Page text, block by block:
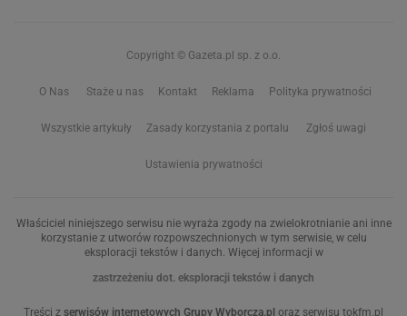
Copyright © Gazeta.pl sp. z o.o.
O Nas Staże u nas Kontakt Reklama Polityka prywatności
Wszystkie artykuły Zasady korzystania z portalu Zgłoś uwagi
Ustawienia prywatności
Właściciel niniejszego serwisu nie wyraża zgody na zwielokrotnianie ani inne
korzystanie z utworów rozpowszechnionych w tym serwisie, w celu
eksploracji tekstów i danych. Więcej informacji w
zastrzeżeniu dot. eksploracji tekstów i danych
Treści z serwisów internetowych Grupy Wyborcza.pl oraz serwisu tokfm.pl